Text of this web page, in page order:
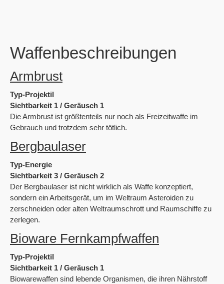
Waffenbeschreibungen
Armbrust
Typ-Projektil
Sichtbarkeit 1 / Geräusch 1
Die Armbrust ist größtenteils nur noch als Freizeitwaffe im
Gebrauch und trotzdem sehr tötlich.
Bergbaulaser
Typ-Energie
Sichtbarkeit 3 / Geräusch 2
Der Bergbaulaser ist nicht wirklich als Waffe konzeptiert,
sondern ein Arbeitsgerät, um im Weltraum Asteroiden zu
zerschneiden oder alten Weltraumschrott und Raumschiffe zu
zerlegen.
Bioware Fernkampfwaffen
Typ-Projektil
Sichtbarkeit 1 / Geräusch 1
Biowarewaffen sind lebende Organismen, die ihren Nährstoff